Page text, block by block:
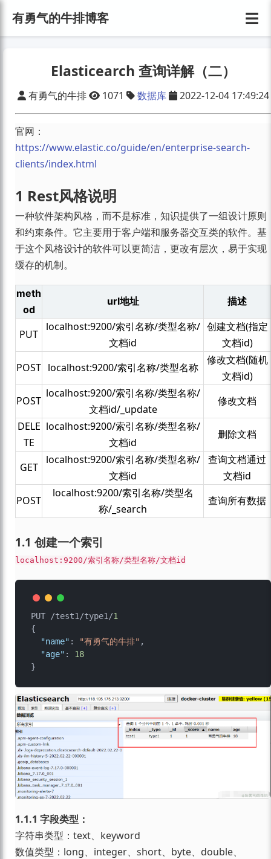
有勇气的牛排博客 ☰
Elasticearch 查询详解（二）
有勇气的牛排 1071 数据库 2022-12-04 17:49:24
官网：
https://www.elastic.co/guide/en/enterprise-search-
clients/index.html
1 Rest风格说明
一种软件架构风格，而不是标准，知识提供了一组设计原则
和约束条件。它主要用于客户端和服务器交互类的软件。基
于这个风格设计的软件可以更简洁，更改有层次，易于实现
缓存的机制。
meth
od
url地址 描述
PUT
localhost:9200/索引名称/类型名称/
文档id
创建文档(指定
文档id)
POST localhost:9200/索引名称/类型名称
修改文档(随机
文档id)
POST
localhost:9200/索引名称/类型名称/
文档id/_update
修改文档
DELE
TE
localhost:9200/索引名称/类型名称/
文档id
删除文档
GET
localhost:9200/索引名称/类型名称/
文档id
查询文档通过
文档id
POST
localhost:9200/索引名称/类型名
称/_search
查询所有数据
1.1 创建一个索引
localhost:9200/索引名称/类型名称/文档id
PUT /test1/type1/1
{
"name" : "有勇气的牛排" ,
"age" :
18
}
1.1.1 字段类型：
字符串类型：text、keyword
数值类型：long、integer、short、byte、double、